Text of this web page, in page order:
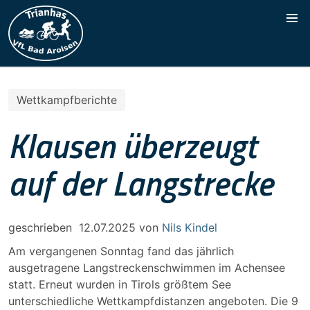
Wettkampfberichte
Klausen überzeugt
auf der Langstrecke
geschrieben 12.07.2025 von Nils Kindel
Am vergangenen Sonntag fand das jährlich
ausgetragene Langstreckenschwimmen im Achensee
statt. Erneut wurden in Tirols größtem See
unterschiedliche Wettkampfdistanzen angeboten. Die 9